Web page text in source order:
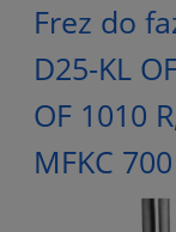
Frez do
D25-KL
OF 1010
MFKC